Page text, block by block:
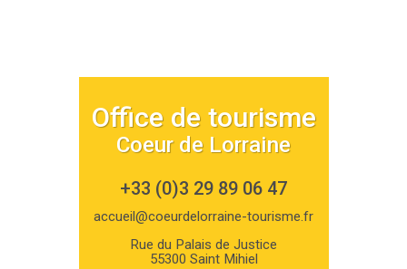
Office de tourisme
Coeur de Lorraine
+33 (0)3 29 89 06 47
accueil@coeurdelorraine-tourisme.fr
Rue du Palais de Justice
55300 Saint Mihiel